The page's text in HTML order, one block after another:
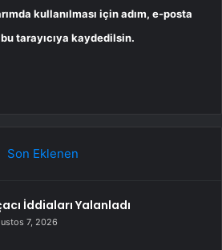
kullanılması için adım, e-posta
tarayıcıya kaydedilsin.
Son Eklenen
İddiaları Yalanladı
7, 2026